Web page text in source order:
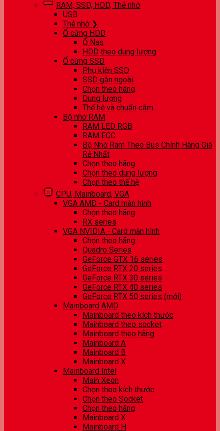
RAM, SSD, HDD, Thẻ nhớ
USB
Thẻ nhớ ❯
Ổ cứng HDD
Ổ Nas
HDD theo dung lượng
Ổ cứng SSD
Phụ kiện SSD
SSD gắn ngoài
Chọn theo hãng
Dung lượng
Thế hệ và chuẩn cắm
Bộ nhớ RAM
RAM LED RGB
RAM ECC
Bộ Nhớ Ram Theo Bus Chính Hãng Giá
Rẻ Nhất
Chọn theo hãng
Chọn theo dung lượng
Chọn theo thế hệ
CPU, Mainboard, VGA
VGA AMD - Card màn hình
Chọn theo hãng
RX series
VGA NVIDIA - Card màn hình
Chọn theo hãng
Quadro Series
GeForce GTX 16 series
GeForce RTX 20 series
GeForce RTX 30 series
GeForce RTX 40 series
GeForce RTX 50 series (mới)
Mainboard AMD
Mainboard theo kích thước
Mainboard theo socket
Mainboard theo hãng
Mainboard A
Mainboard B
Mainboard X
Mainboard Intel
Main Xeon
Chọn theo kích thước
Chọn theo Socket
Chọn theo hãng
Mainboard X
Mainboard H